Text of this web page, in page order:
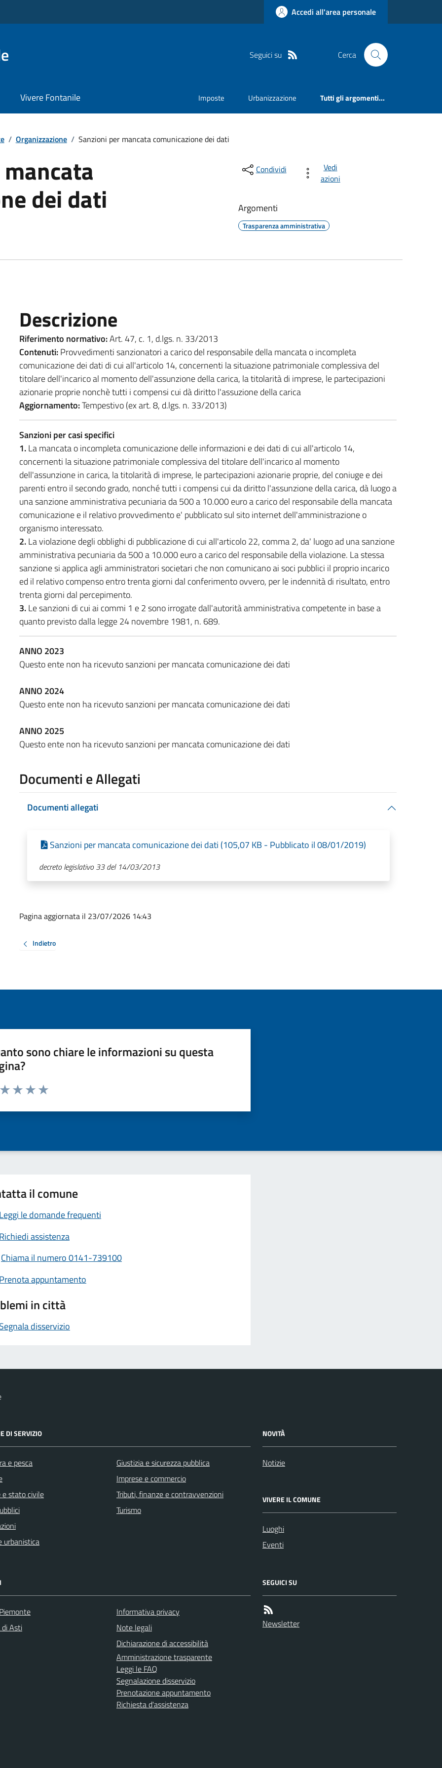
Accedi all'area personale
Seguici su Cerca
Vivere Fontanile Imposte Urbanizzazione Tutti gli argomenti...
/ Organizzazione / Sanzioni per mancata comunicazione dei dati
dei dati
Condividi
Vedi
azioni
Argomenti
Trasparenza amministrativa
Descrizione
Riferimento normativo:Art. 47, c. 1, d.lgs. n. 33/2013
Contenuti:Provvedimenti sanzionatori a carico del responsabile della mancata o incompleta
comunicazione dei dati di cui all'articolo 14, concernenti la situazione patrimoniale complessiva del
titolare dell'incarico al momento dell'assunzione della carica, la titolarità di imprese, le partecipazioni
azionarie proprie nonchè tutti i compensi cui dà diritto l'assuzione della carica
Aggiornamento:Tempestivo (ex art. 8, d.lgs. n. 33/2013)
Sanzioni per casi specifici
1.La mancata o incompleta comunicazione delle informazioni e dei dati di cui all'articolo 14,
concernenti la situazione patrimoniale complessiva del titolare dell'incarico al momento
dell'assunzione in carica, la titolarità di imprese, le partecipazioni azionarie proprie, del coniuge e dei
parenti entro il secondo grado, nonché tutti i compensi cui da diritto l'assunzione della carica, dà luogo a
una sanzione amministrativa pecuniaria da 500 a 10.000 euro a carico del responsabile della mancata
comunicazione e il relativo provvedimento e' pubblicato sul sito internet dell'amministrazione o
organismo interessato.
2.La violazione degli obblighi di pubblicazione di cui all'articolo 22, comma 2, da' luogo ad una sanzione
amministrativa pecuniaria da 500 a 10.000 euro a carico del responsabile della violazione. La stessa
sanzione si applica agli amministratori societari che non comunicano ai soci pubblici il proprio incarico
ed il relativo compenso entro trenta giorni dal conferimento ovvero, per le indennità di risultato, entro
trenta giorni dal percepimento.
3.Le sanzioni di cui ai commi 1 e 2 sono irrogate dall'autorità amministrativa competente in base a
quanto previsto dalla legge 24 novembre 1981, n. 689.
ANNO 2023
Questo ente non ha ricevuto sanzioni per mancata comunicazione dei dati
ANNO 2024
Questo ente non ha ricevuto sanzioni per mancata comunicazione dei dati
ANNO 2025
Questo ente non ha ricevuto sanzioni per mancata comunicazione dei dati
Documenti e Allegati
Documenti allegati
Sanzioni per mancata comunicazione dei dati (105,07 KB - Pubblicato il 08/01/2019)
decreto legislativo 33 del 14/03/2013
Pagina aggiornata il 23/07/2026 14:43
Indietro
sono chiare le informazioni su questa
da 1 a 5 stelle la pagina
il comune
Leggi le domande frequenti
Richiedi assistenza
Chiama il numero 0141-739100
Prenota appuntamento
in città
Segnala disservizio
DI SERVIZIO
e pesca
e stato civile
urbanistica
Giustizia e sicurezza pubblica
Imprese e commercio
Tributi, finanze e contravvenzioni
Turismo
NOVITÀ
Notizie
VIVERE IL COMUNE
Luoghi
Eventi
di Asti
Informativa privacy
Note legali
Dichiarazione di accessibilità
Amministrazione trasparente
Leggi le FAQ
Segnalazione disservizio
Prenotazione appuntamento
Richiesta d'assistenza
SEGUICI SU
Newsletter